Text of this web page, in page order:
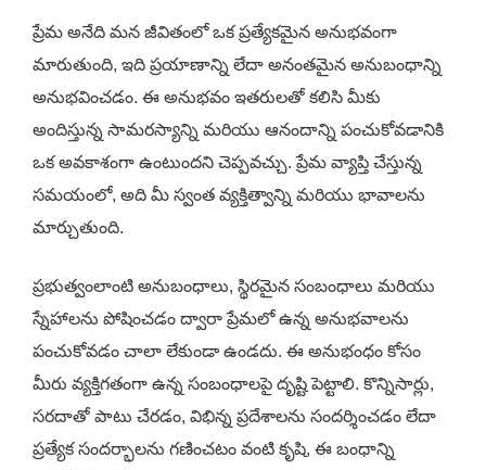
ప్రేమ అనేది మన జీవితంలో ఒక ప్రత్యేకమైన అనుభవంగా
మారుతుంది, ఇది ప్రయాణాన్ని లేదా అనంతమైన అనుబంధాన్ని
అనుభవించడం. ఈ అనుభవం ఇతరులతో కలిసి మీకు
అందిస్తున్న సామరస్యాన్ని మరియు ఆనందాన్ని పంచుకోవడానికి
ఒక అవకాశంగా ఉంటుందని చెప్పవచ్చు. ప్రేమ వ్యాప్తి చేస్తున్న
సమయంలో, అది మీ స్వంత వ్యక్తిత్వాన్ని మరియు భావాలను
మార్చుతుంది.
ప్రభుత్వంలాంటి అనుబంధాలు, స్థిరమైన సంబంధాలు మరియు
స్నేహాలను పోషించడం ద్వారా ప్రేమలో ఉన్న అనుభవాలను
పంచుకోవడం చాలా లేకుండా ఉండదు. ఈ అనుభంధం కోసం
మీరు వ్యక్తిగతంగా ఉన్న సంబంధాలపై దృష్టి పెట్టాలి. కొన్నిసార్లు,
సరదాతో పాటు చేరడం, విభిన్న ప్రదేశాలను సందర్శించడం లేదా
ప్రత్యేక సందర్భాలను గణించటం వంటి కృషి, ఈ బంధాన్ని